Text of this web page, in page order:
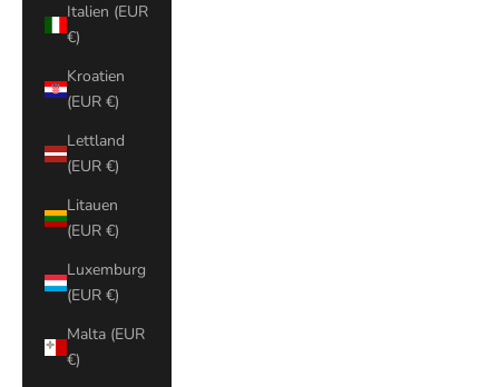
Italien (EUR
€)
Kroatien
(EUR €)
Lettland
(EUR €)
Litauen
(EUR €)
Luxemburg
(EUR €)
Malta (EUR
€)